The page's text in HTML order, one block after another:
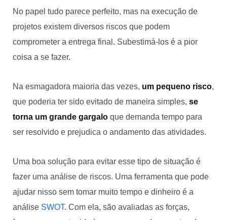
No papel tudo parece perfeito, mas na execução de
projetos existem diversos riscos que podem
comprometer a entrega final. Subestimá-los é a pior
coisa a se fazer.
Na esmagadora maioria das vezes, um pequeno risco,
que poderia ter sido evitado de maneira simples, se
torna um grande gargalo que demanda tempo para
ser resolvido e prejudica o andamento das atividades.
Uma boa solução para evitar esse tipo de situação é
fazer uma análise de riscos. Uma ferramenta que pode
ajudar nisso sem tomar muito tempo e dinheiro é a
análise SWOT. Com ela, são avaliadas as forças,